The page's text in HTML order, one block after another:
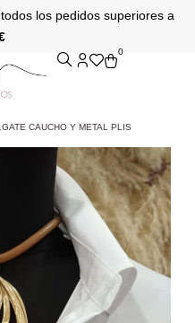
los pedidos superiores a
0
CAUCHO Y METAL PLIS